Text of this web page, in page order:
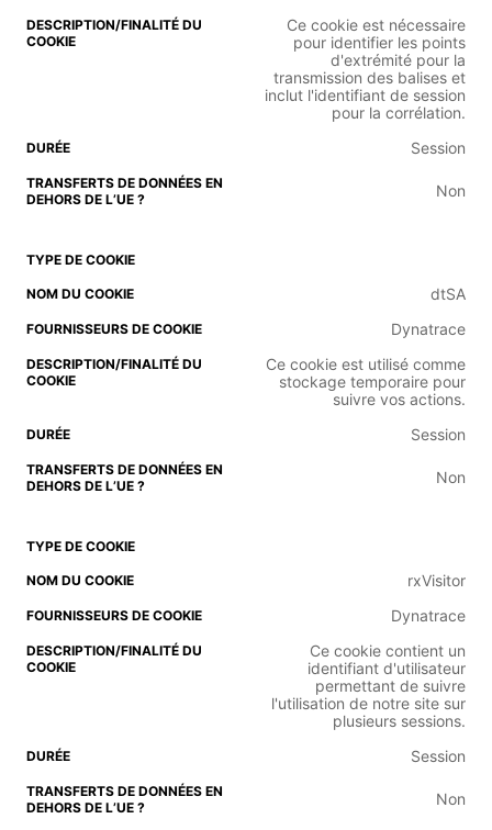
Ce cookie est nécessaire
pour identifier les points
d'extrémité pour la
transmission des balises et
inclut l'identifiant de session
pour la corrélation.
Session
Non
dtSA
Dynatrace
Ce cookie est utilisé comme
stockage temporaire pour
suivre vos actions.
Session
Non
rxVisitor
Dynatrace
Ce cookie contient un
identifiant d'utilisateur
permettant de suivre
l'utilisation de notre site sur
plusieurs sessions.
Session
Non